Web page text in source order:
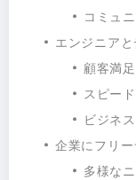
コミュ
エンジニア
顧客満
スピー
ビジネ
企業にフリ
多様な